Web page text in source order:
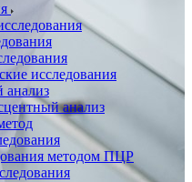
исследования
анализ
методом ПЦР